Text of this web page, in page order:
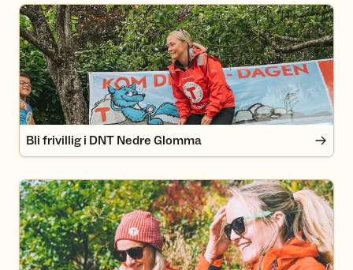
Bli frivillig i DNT Nedre Glomma
Bli frivillig i DNT Nedre Glomma
Bli medlem